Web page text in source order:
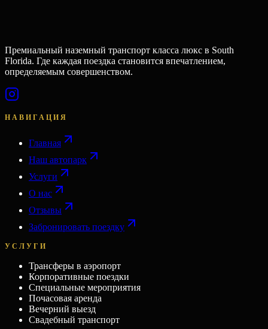
Премиальный наземный транспорт класса люкс в South
Florida. Где каждая поездка становится впечатлением,
определяемым совершенством.
НАВИГАЦИЯ
Главная
Наш автопарк
Услуги
О нас
Отзывы
Забронировать поездку
УСЛУГИ
Трансферы в аэропорт
Корпоративные поездки
Специальные мероприятия
Почасовая аренда
Вечерний выезд
Свадебный транспорт